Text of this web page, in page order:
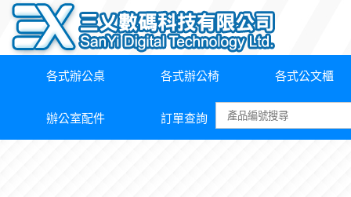
各式辦公桌 各式辦公椅 各式公文櫃
辦公室配件 訂單查詢